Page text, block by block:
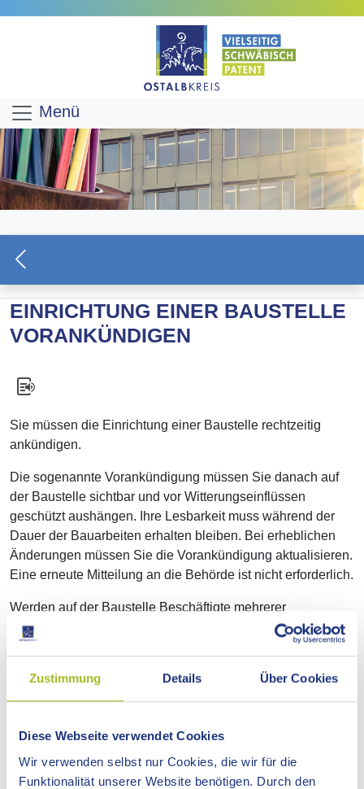
Zustimmung Details Über Cookies
Diese Webseite verwendet Cookies
Wir verwenden selbst nur Cookies, die wir für die
Funktionalität unserer Website benötigen. Durch den
Menü
EINRICHTUNG EINER BAUSTELLE
VORANKÜNDIGEN
Sie müssen die Einrichtung einer Baustelle rechtzeitig
ankündigen.
Die sogenannte Vorankündigung müssen Sie danach auf
der Baustelle sichtbar und vor Witterungseinflüssen
geschützt aushängen.
Ihre Lesbarkeit muss während der
Dauer der Bauarbeiten erhalten bleiben. Bei erheblichen
Änderungen müssen Sie die Vorankündigung aktualisieren.
Eine erneute Mitteilung an die Behörde ist nicht erforderlich.
Werden auf der Baustelle Beschäftigte mehrerer
Arbeitgeber tätig, müssen Sie einen Koordinator
beziehungsweise mehrere Koordinatoren bestellen.
Werden auf der Baustelle Beschäftigte mehrerer
Arbeitgeber tätig und besonders gefährliche Arbeiten
Gesundheitsschutzplan erstellen. Dies gilt auch, wenn Sie
eine Vorankündigung übermitteln müssen und Beschäftigte
mehrerer Arbeitgeber tätig werden.